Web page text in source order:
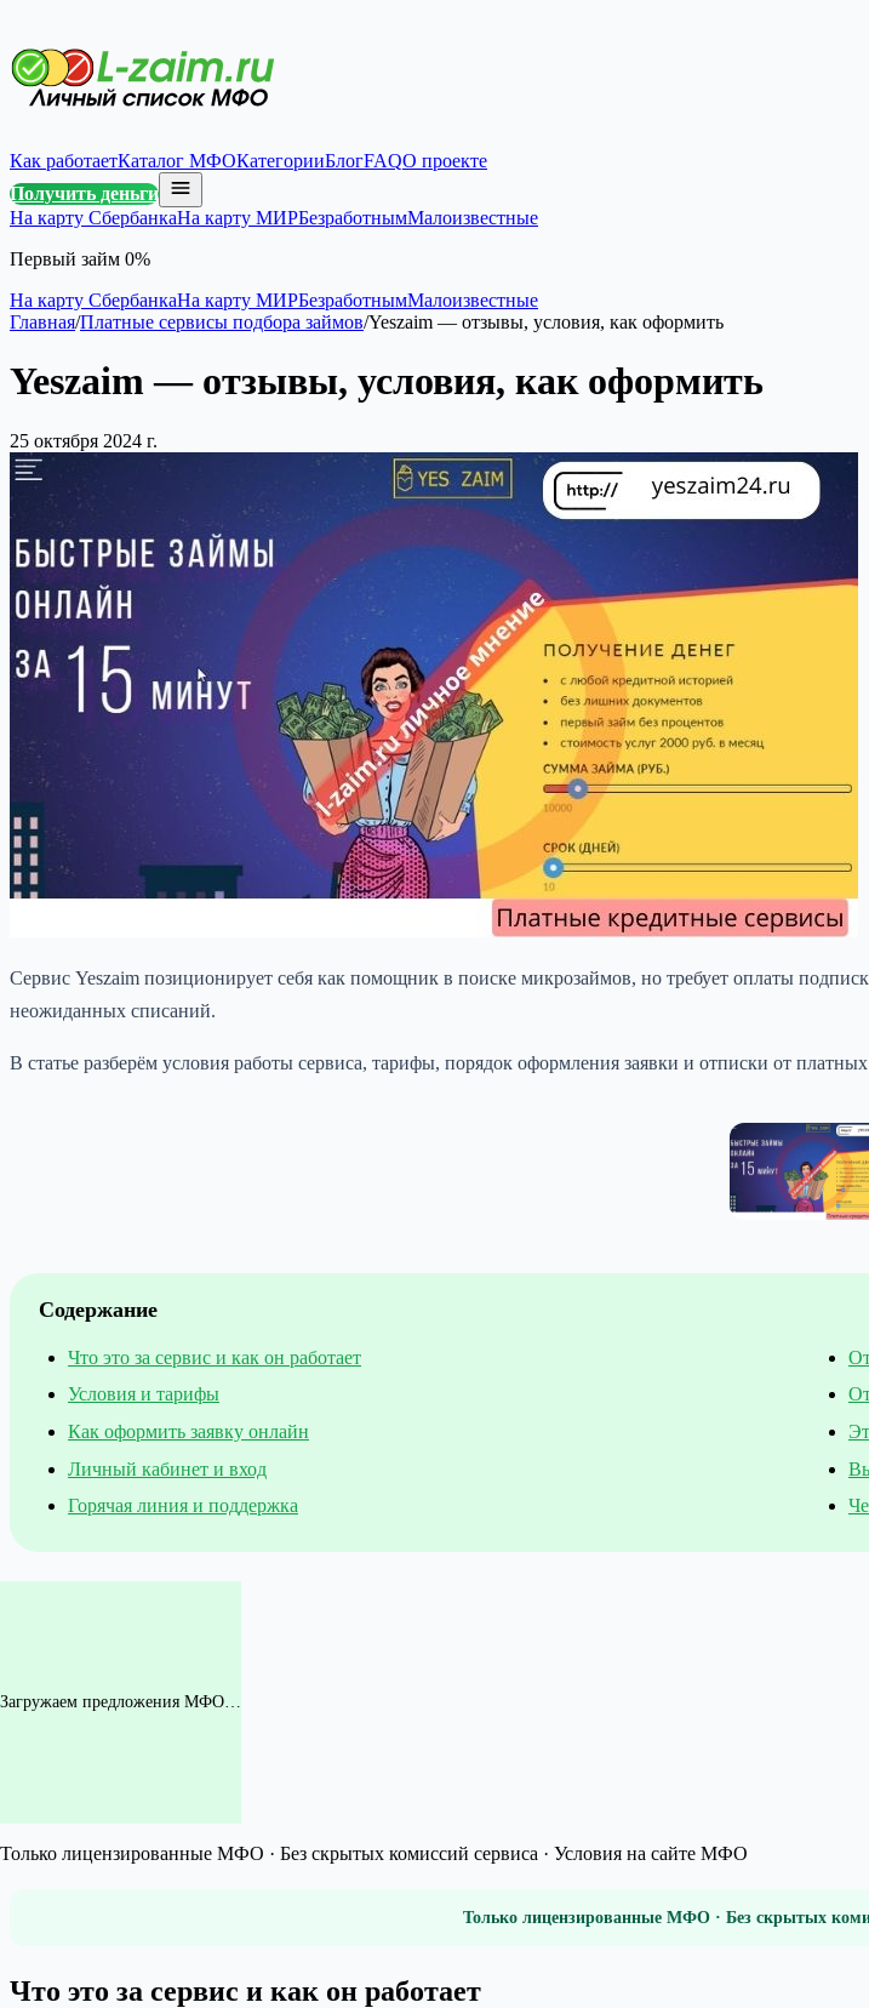
Как работаетКаталог МФОКатегорииБлогFAQО проекте
Получить деньги
На карту СбербанкаНа карту МИРБезработнымМалоизвестные
Первый займ 0%
На карту СбербанкаНа карту МИРБезработнымМалоизвестные
Главная/Платные сервисы подбора займов/Yeszaim — отзывы, условия, как оформить
Yeszaim — отзывы, условия, как оформить
25 октября 2024 г.
Сервис Yeszaim позиционирует себя как помощник в поиске микрозаймов, но требует оплаты
неожиданных списаний.
В статье разберём условия работы сервиса, тарифы, порядок оформления заявки и отписки от
Содержание
Что это за сервис и как он работает
Условия и тарифы
Как оформить заявку онлайн
Личный кабинет и вход
Горячая линия и поддержка
Загружаем предложения МФО…
Только лицензированные МФО · Без скрытых комиссий сервиса · Условия на сайте МФО
Только лицензированные МФО · Без скрытых
Что это за сервис и как он работает